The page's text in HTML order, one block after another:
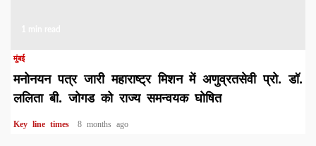
मुंबई
मनोनयन पत्र जारी महाराष्ट्र मिशन में अणुव्रतसेवी प्रो. डॉ.
ललिता बी. जोगड को राज्य समन्वयक घोषित
Key line times 8 months ago